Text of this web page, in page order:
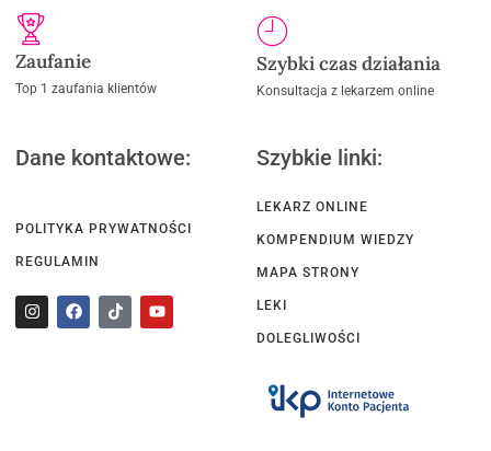
Zaufanie
Top 1 zaufania klientów
Szybki czas działania
Konsultacja z lekarzem online
Dane kontaktowe:
POLITYKA PRYWATNOŚCI
REGULAMIN
Szybkie linki:
LEKARZ ONLINE
KOMPENDIUM WIEDZY
MAPA STRONY
LEKI
DOLEGLIWOŚCI